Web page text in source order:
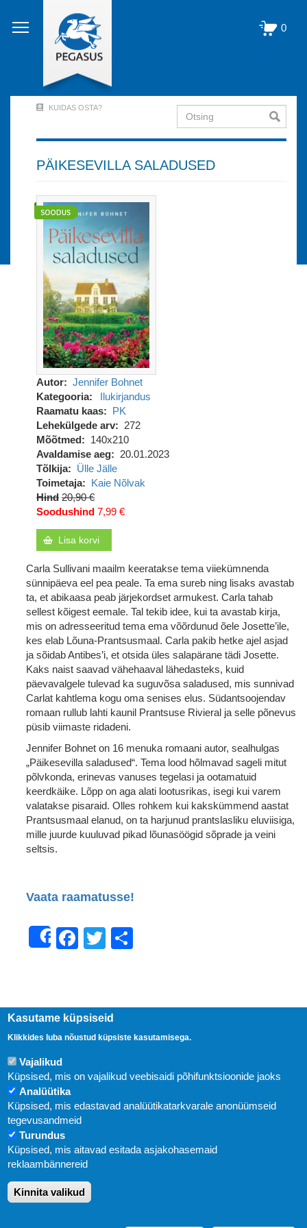
edasi
põhisisu
0
Account
Menu
out)
KUIDAS OSTA? Otsing
PÄIKESEVILLA SALADUSED
Autor
Jennifer Bohnet
Kategooria
Ilukirjandus
Raamatu kaas
PK
Lehekülgede arv
272
Mõõtmed
140x210
Avaldamise aeg
20.01.2023
Tõlkija
Ülle Jälle
Toimetaja
Kaie Nõlvak
Hind 20,90 €
Soodushind 7,99 €
Lisa korvi
Carla Sullivani maailm keeratakse tema viiekümnenda
sünnipäeva eel pea peale. Ta ema sureb ning lisaks avastab
ta, et abikaasa peab järjekordset armukest. Carla tahab
sellest kõigest eemale. Tal tekib idee, kui ta avastab kirja,
mis on adresseeritud tema ema võõrdunud õele Josette’ile,
kes elab Lõuna-Prantsusmaal. Carla pakib hetke ajel asjad
ja sõidab Antibes’i, et otsida üles salapärane tädi Josette.
Kaks naist saavad vähehaaval lähedasteks, kuid
päevavalgele tulevad ka suguvõsa saladused, mis sunnivad
Carlat kahtlema kogu oma senises elus. Südantsoojendav
romaan rullub lahti kaunil Prantsuse Rivieral ja selle põnevus
püsib viimaste ridadeni.
Jennifer Bohnet on 16 menuka romaani autor, sealhulgas
„Päikesevilla saladused“. Tema lood hõlmavad sageli mitut
põlvkonda, erinevas vanuses tegelasi ja ootamatuid
keerdkäike. Lõpp on aga alati lootusrikas, isegi kui varem
valatakse pisaraid. Olles rohkem kui kakskümmend aastat
Prantsusmaal elanud, on ta harjunud prantslasliku eluviisiga,
mille juurde kuuluvad pikad lõunasöögid sõprade ja veini
seltsis.
Vaata raamatusse!
ShareFacebook
Twitter
Uudised
KIRJASTUS PEGASUS OÜ © 2020
Paldiski mnt. 29 (A korpus VI korrus), Tallinn
E-post:pegasus[at]pegasus.ee
Kasutame küpsiseid
Klikkides luba nõustud küpsiste kasutamisega.
Vajalikud
Küpsised, mis on vajalikud veebisaidi põhifunktsioonide jaoks
Analüütika
Küpsised, mis edastavad analüütikatarkvarale anonüümseid
tegevusandmeid
Turundus
Küpsised, mis aitavad esitada asjakohasemaid
reklaambännereid
Kinnita valikud